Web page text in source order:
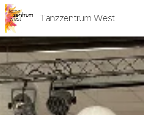
Tanzzentrum West